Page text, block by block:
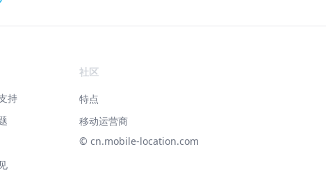
持
社区
特点
移动运营商
© ‌cn.mobile-location.com